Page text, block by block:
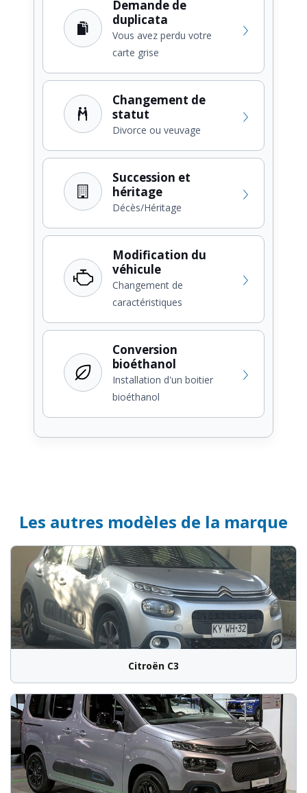
Demande de
duplicata
Vous avez perdu votre
carte grise
Changement de
statut
Divorce ou veuvage
Succession et
héritage
Décès/Héritage
Modification du
véhicule
Changement de
caractéristiques
Conversion
bioéthanol
Installation d'un boitier
bioéthanol
Les autres modèles de la marque
Citroën C3